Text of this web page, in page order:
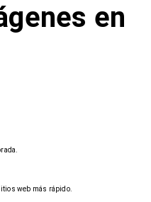
en
web más rápido.